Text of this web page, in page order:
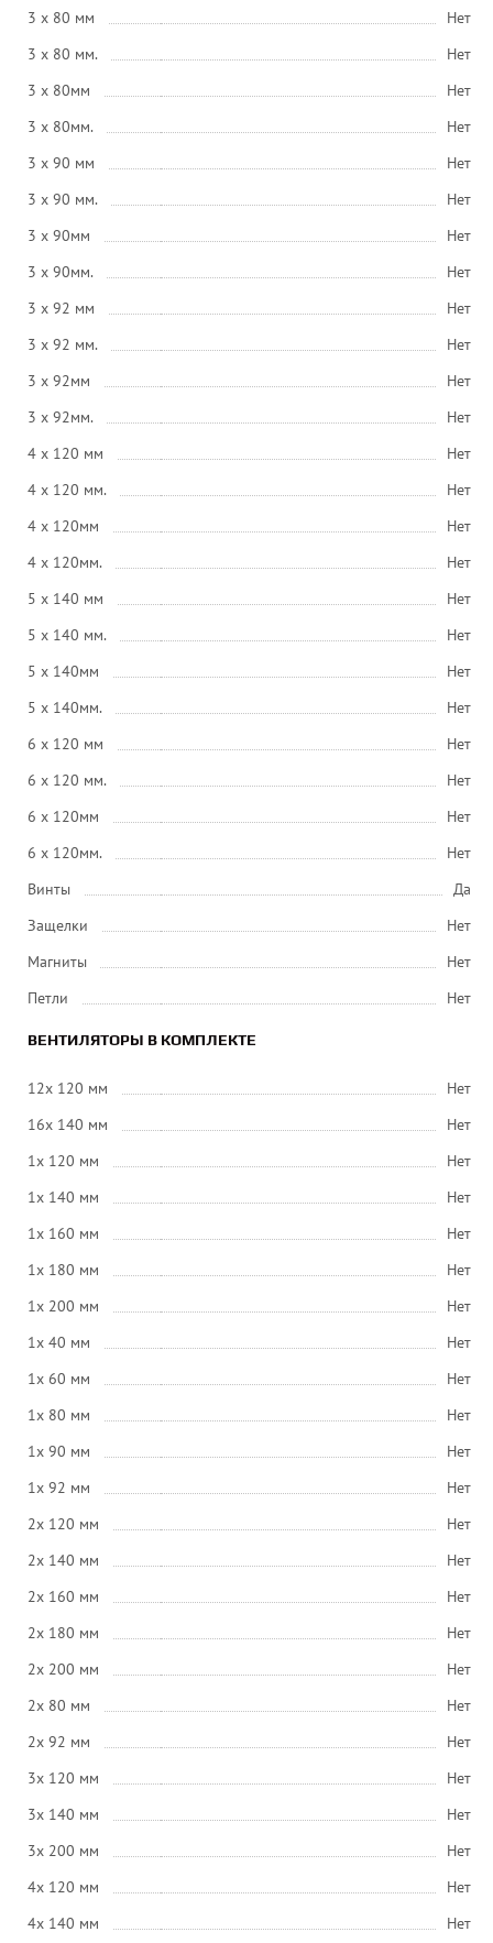
3 x 80 мм
Нет
3 x 80 мм.
Нет
3 x 80мм
Нет
3 x 80мм.
Нет
3 x 90 мм
Нет
3 x 90 мм.
Нет
3 x 90мм
Нет
3 x 90мм.
Нет
3 x 92 мм
Нет
3 x 92 мм.
Нет
3 x 92мм
Нет
3 x 92мм.
Нет
4 x 120 мм
Нет
4 x 120 мм.
Нет
4 x 120мм
Нет
4 x 120мм.
Нет
5 x 140 мм
Нет
5 x 140 мм.
Нет
5 x 140мм
Нет
5 x 140мм.
Нет
6 x 120 мм
Нет
6 x 120 мм.
Нет
6 x 120мм
Нет
6 x 120мм.
Нет
Винты
Да
Защелки
Нет
Магниты
Нет
Петли
Нет
ВЕНТИЛЯТОРЫ В КОМПЛЕКТЕ
12x 120 мм
Нет
16x 140 мм
Нет
1x 120 мм
Нет
1x 140 мм
Нет
1x 160 мм
Нет
1x 180 мм
Нет
1x 200 мм
Нет
1x 40 мм
Нет
1x 60 мм
Нет
1x 80 мм
Нет
1x 90 мм
Нет
1x 92 мм
Нет
2x 120 мм
Нет
2x 140 мм
Нет
2x 160 мм
Нет
2x 180 мм
Нет
2x 200 мм
Нет
2x 80 мм
Нет
2x 92 мм
Нет
3x 120 мм
Нет
3x 140 мм
Нет
3x 200 мм
Нет
4x 120 мм
Нет
4x 140 мм
Нет